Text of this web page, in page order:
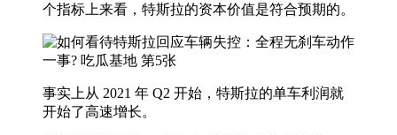
个指标上来看，特斯拉的资本价值是符合预期的。
事实上从 2021 年 Q2 开始，特斯拉的单车利润就
开始了高速增长。